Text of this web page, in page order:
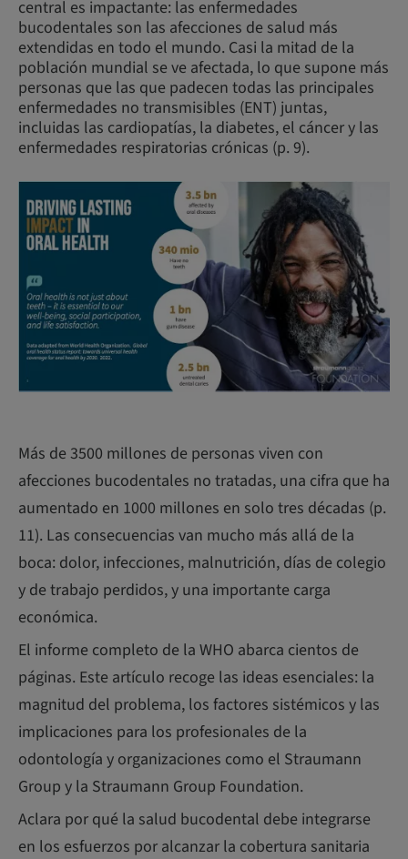
central es impactante: las enfermedades
bucodentales son las afecciones de salud más
extendidas en todo el mundo. Casi la mitad de la
población mundial se ve afectada, lo que supone más
personas que las que padecen todas las principales
enfermedades no transmisibles (ENT) juntas,
incluidas las cardiopatías, la diabetes, el cáncer y las
enfermedades respiratorias crónicas (p. 9).
Más de 3500 millones de personas viven con
afecciones bucodentales no tratadas, una cifra que ha
aumentado en 1000 millones en solo tres décadas (p.
11). Las consecuencias van mucho más allá de la
boca: dolor, infecciones, malnutrición, días de colegio
y de trabajo perdidos, y una importante carga
económica.
El informe completo de la WHO abarca cientos de
páginas. Este artículo recoge las ideas esenciales: la
magnitud del problema, los factores sistémicos y las
implicaciones para los profesionales de la
odontología y organizaciones como el Straumann
Group y la Straumann Group Foundation.
Aclara por qué la salud bucodental debe integrarse
en los esfuerzos por alcanzar la cobertura sanitaria